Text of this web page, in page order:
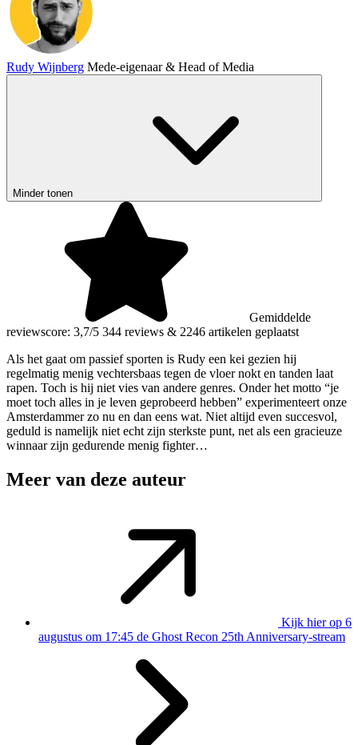
Rudy Wijnberg Mede-eigenaar & Head of Media
Minder tonen
Gemiddelde
reviewscore: 3,7/5 344 reviews & 2246 artikelen geplaatst
Als het gaat om passief sporten is Rudy een kei gezien hij
regelmatig menig vechtersbaas tegen de vloer nokt en tanden laat
rapen. Toch is hij niet vies van andere genres. Onder het motto “je
moet toch alles in je leven geprobeerd hebben” experimenteert onze
Amsterdammer zo nu en dan eens wat. Niet altijd even succesvol,
geduld is namelijk niet echt zijn sterkste punt, net als een gracieuze
winnaar zijn gedurende menig fighter…
Meer van deze auteur
Kijk hier op 6
augustus om 17:45 de Ghost Recon 25th Anniversary-stream